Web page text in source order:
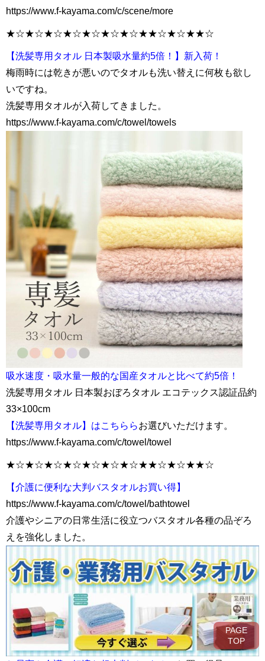
https://www.f-kayama.com/c/scene/more
★☆★☆★☆★☆★☆★☆★☆★★☆★☆★★☆
【洗髪専用タオル 日本製吸水量約5倍！】新入荷！
梅雨時には乾きが悪いのでタオルも洗い替えに何枚も欲し
いですね。
洗髪専用タオルが入荷してきました。
https://www.f-kayama.com/c/towel/towels
吸水速度・吸水量一般的な国産タオルと比べて約5倍！
洗髪専用タオル 日本製おぼろタオル エコテックス認証品約
33×100cm
【洗髪専用タオル】はこちららお選びいただけます。
https://www.f-kayama.com/c/towel/towel
★☆★☆★☆★☆★☆★☆★☆★★☆★☆★★☆
【介護に便利な大判バスタオルお買い得】
https://www.f-kayama.com/c/towel/bathtowel
介護やシニアの日常生活に役立つバスタオル各種の品ぞろ
えを強化しました。
PAGE
TOP